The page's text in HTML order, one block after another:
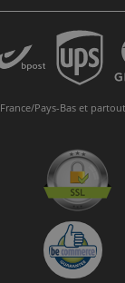
Pays-Bas et